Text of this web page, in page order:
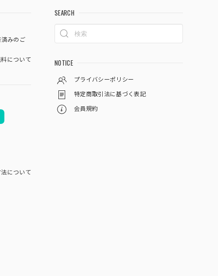
みのご
について
について
SEARCH
NOTICE
プライバシーポリシー
特定商取引法に基づく表記
会員規約